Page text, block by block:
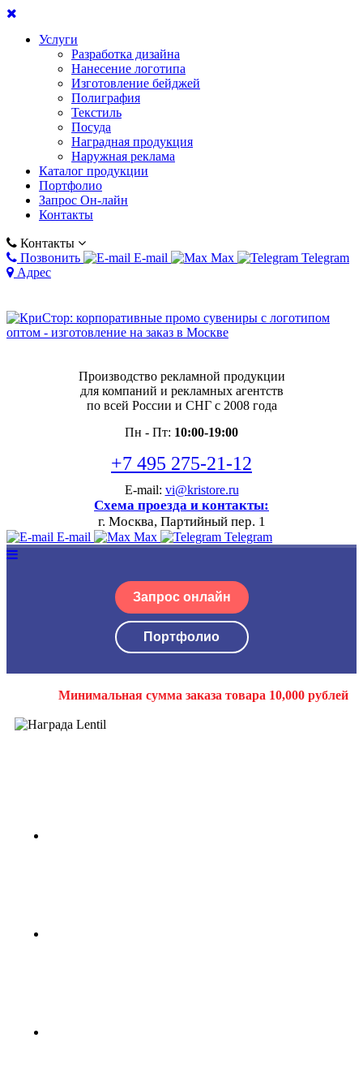
Услуги
Разработка дизайна
Нанесение логотипа
Изготовление бейджей
Полиграфия
Текстиль
Посуда
Наградная продукция
Наружная реклама
Каталог продукции
Портфолио
Запрос Он-лайн
Контакты
Контакты
Позвонить
E-mail Max
Telegram
Адрес
Производство рекламной продукции
для компаний и рекламных агентств
по всей России и СНГ с 2008 года
Пн - Пт: 10:00-19:00
+7 495 275-21-12
E-mail: vi@kristore.ru
Схема проезда и контакты:
г. Москва, Партийный пер. 1
E-mail Max Telegram
Запрос онлайн
Портфолио
Минимальная сумма заказа товара 10,000 рублей